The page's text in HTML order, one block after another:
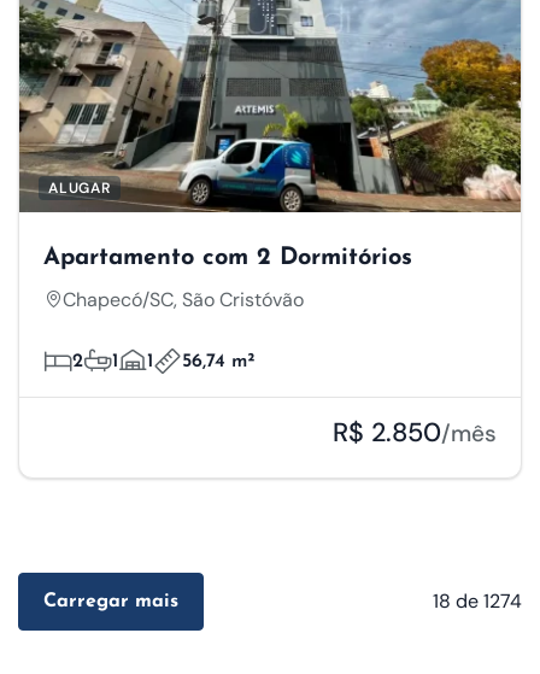
ALUGAR
Apartamento com 2 Dormitórios
Chapecó/SC, São Cristóvão
2 1 1 56,74 m²
R$ 2.850/mês
Carregar mais 18 de 1274